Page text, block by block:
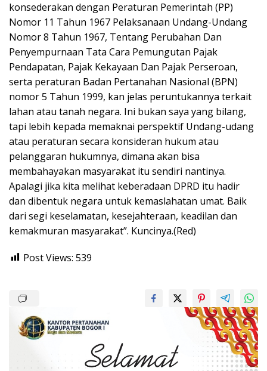
konsederakan dengan Peraturan Pemerintah (PP)
Nomor 11 Tahun 1967 Pelaksanaan Undang-Undang
Nomor 8 Tahun 1967, Tentang Perubahan Dan
Penyempurnaan Tata Cara Pemungutan Pajak
Pendapatan, Pajak Kekayaan Dan Pajak Perseroan,
serta peraturan Badan Pertanahan Nasional (BPN)
nomor 5 Tahun 1999, kan jelas peruntukannya terkait
lahan atau tanah negara. Ini bukan saya yang bilang,
tapi lebih kepada memaknai perspektif Undang-udang
atau peraturan secara konsideran hukum atau
pelanggaran hukumnya, dimana akan bisa
membahayakan masyarakat itu sendiri nantinya.
Apalagi jika kita melihat keberadaan DPRD itu hadir
dan dibentuk negara untuk kemaslahatan umat. Baik
dari segi keselamatan, kesejahteraan, keadilan dan
kemakmuran masyarakat”. Kuncinya.(Red)
Post Views: 539